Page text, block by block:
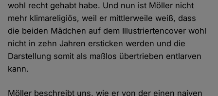
wohl recht gehabt habe. Und nun ist Möller nicht
mehr klimareligiös, weil er mittlerweile weiß, dass
die beiden Mädchen auf dem Illustriertencover wohl
nicht in zehn Jahren ersticken werden und die
Darstellung somit als maßlos übertrieben entlarven
kann.
Möller beschreibt uns, wie er von der einen naiven